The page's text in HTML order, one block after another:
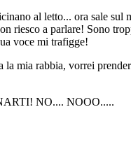
al letto... ora sale sul
riesco a parlare! Sono
voce mi trafigge!
mia rabbia, vorrei
NO.... NOOO.....